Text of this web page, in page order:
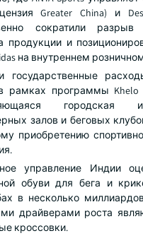
Greater China) и
сократили разрыв
продукции и
на внутреннем
государственные
рамках программы
городская
залов и беговых
приобретению
управление Индии
обуви для бега и
в несколько
драйверами роста
кроссовки.